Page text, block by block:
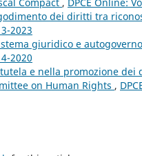
dei diritti tra
2023
giuridico e
2020
e nella promozione
on Human Rights ,